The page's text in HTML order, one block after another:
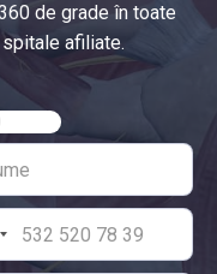
de grade în toate
afiliate.